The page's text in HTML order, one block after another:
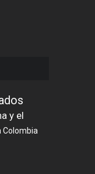
y el
Colombia